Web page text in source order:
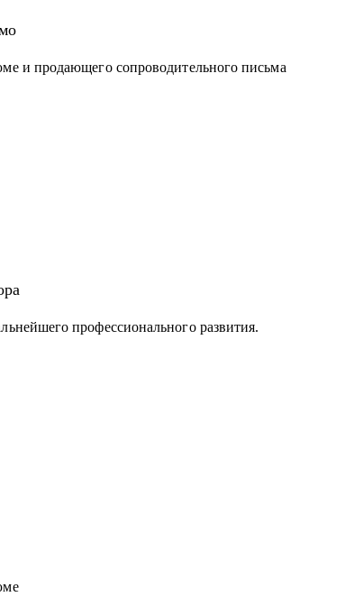
и продающего сопроводительного письма
профессионального развития.